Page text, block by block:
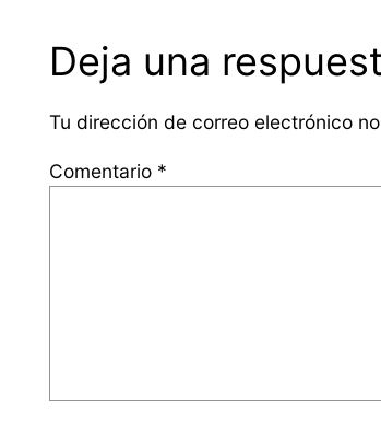
Deja una
Tu dirección de correo electrónico
Comentario *